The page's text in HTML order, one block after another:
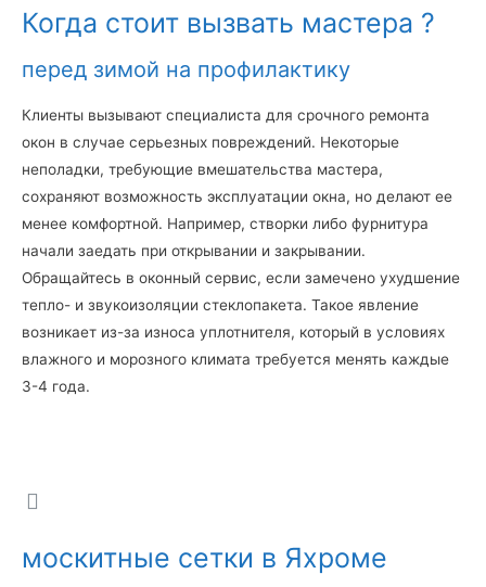
Когда стоит вызвать мастера ?
перед зимой на профилактику
Клиенты вызывают специалиста для срочного ремонта
окон в случае серьезных повреждений. Некоторые
неполадки, требующие вмешательства мастера,
сохраняют возможность эксплуатации окна, но делают ее
менее комфортной. Например, створки либо фурнитура
начали заедать при открывании и закрывании.
Обращайтесь в оконный сервис, если замечено ухудшение
тепло- и звукоизоляции стеклопакета. Такое явление
возникает из-за износа уплотнителя, который в условиях
влажного и морозного климата требуется менять каждые
3-4 года.
москитные сетки в Яхроме